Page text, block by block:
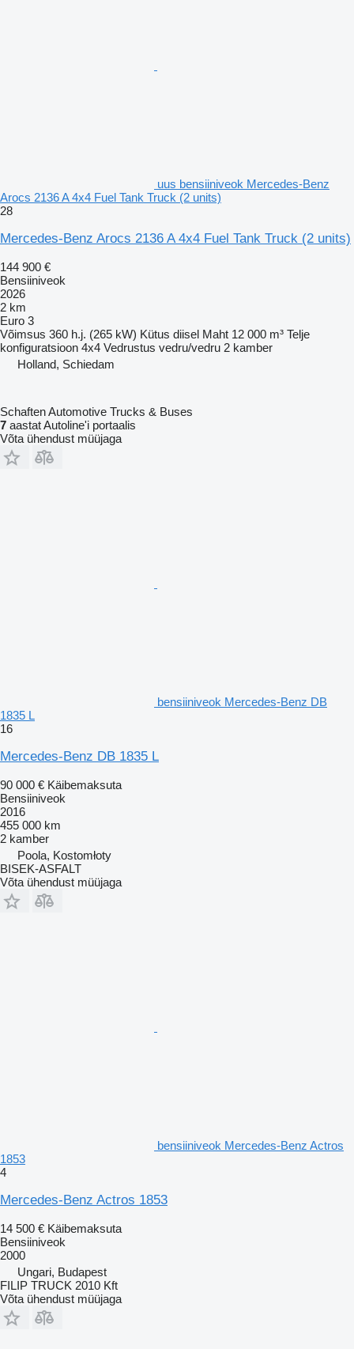
uus bensiiniveok Mercedes-Benz
Arocs 2136 A 4x4 Fuel Tank Truck (2 units)
28
Mercedes-Benz Arocs 2136 A 4x4 Fuel Tank Truck (2 units)
144 900 €
Bensiiniveok
2026
2 km
Euro 3
Võimsus 360 h.j. (265 kW) Kütus diisel Maht 12 000 m³ Telje
konfiguratsioon 4x4 Vedrustus vedru/vedru 2 kamber
Holland, Schiedam
Schaften Automotive Trucks & Buses
7 aastat Autoline'i portaalis
Võta ühendust müüjaga
bensiiniveok Mercedes-Benz DB
1835 L
16
Mercedes-Benz DB 1835 L
90 000 € Käibemaksuta
Bensiiniveok
2016
455 000 km
2 kamber
Poola, Kostomłoty
BISEK-ASFALT
Võta ühendust müüjaga
bensiiniveok Mercedes-Benz Actros
1853
4
Mercedes-Benz Actros 1853
14 500 € Käibemaksuta
Bensiiniveok
2000
Ungari, Budapest
FILIP TRUCK 2010 Kft
Võta ühendust müüjaga